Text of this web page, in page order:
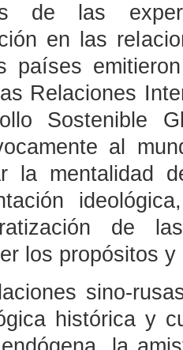
de las
en las
países
Relaciones
Sostenible
al
la mentalidad
de
los propósitos
sino-
histórica y